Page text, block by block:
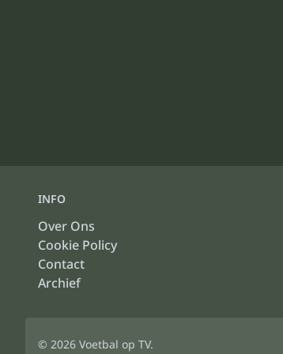
INFO
Over Ons
Cookie Policy
Contact
Archief
© 2026 Voetbal op TV.